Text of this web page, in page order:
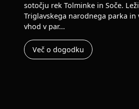
sotočju rek Tolminke in Soče.
Triglavskega narodnega parka in
vhod v par...
Več o dogodku